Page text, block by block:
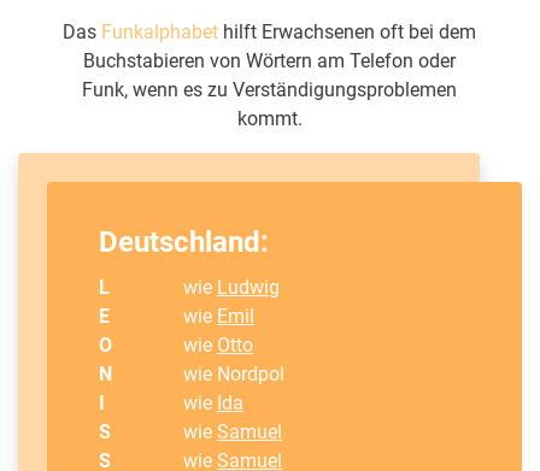
Das Funkalphabet hilft Erwachsenen oft bei dem
Buchstabieren von Wörtern am Telefon oder
Funk, wenn es zu Verständigungsproblemen
kommt.
Deutschland:
L wie Ludwig
E
wie Emil
O
wie Otto
N
wie Nordpol
I
wie Ida
S
wieSamuel
S
wieSamuel